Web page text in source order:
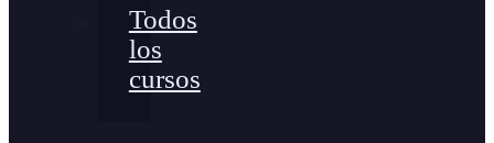
Todos
los
cursos